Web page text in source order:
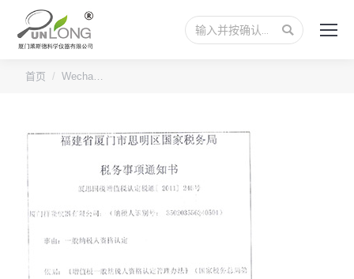
搜
索：
您的位置：
首页 Wecha…